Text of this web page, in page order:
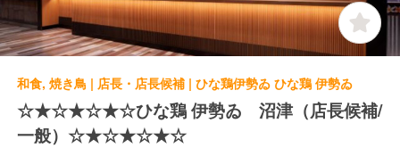
和食, 焼き鳥 | 店長・店長候補 | ひな鶏伊勢ゐ ひな鶏 伊勢ゐ
☆★☆★☆★☆ひな鶏 伊勢ゐ 沼津（店長候補/
一般）☆★☆★☆★☆